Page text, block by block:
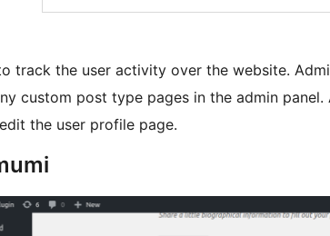
track the user activity over the website.
custom post type pages in the admin
the user profile page.